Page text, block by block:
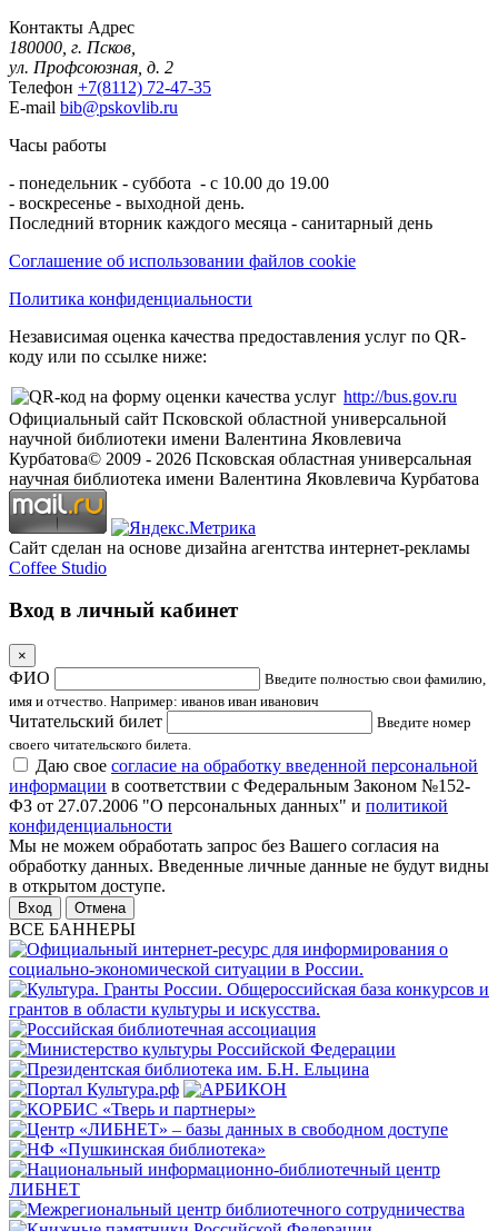
Контакты Адрес
180000, г. Псков,
ул. Профсоюзная, д. 2
Телефон +7(8112) 72-47-35
E-mail bib@pskovlib.ru
Часы работы
- понедельник - суббота - с 10.00 до 19.00
- воскресенье - выходной день.
Последний вторник каждого месяца - санитарный день
Соглашение об использовании файлов cookie
Политика конфиденциальности
Независимая оценка качества предоставления услуг по QR-
коду или по ссылке ниже:
http://bus.gov.ru
Официальный сайт Псковской областной универсальной
научной библиотеки имени Валентина Яковлевича
Курбатова© 2009 - 2026 Псковская областная универсальная
научная библиотека имени Валентина Яковлевича Курбатова
Сайт сделан на основе дизайна агентства интернет-рекламы
Coffee Studio
Вход в личный кабинет
×
ФИО
Введите полностью свои фамилию,
имя и отчество. Например: иванов иван иванович
Читательский билет
Введите номер
своего читательского билета.
Даю свое согласие на обработку введенной персональной
информации в соответствии с Федеральным Законом №152-
ФЗ от 27.07.2006 "О персональных данных" и политикой
конфиденциальности
Мы не можем обработать запрос без Вашего согласия на
обработку данных. Введенные личные данные не будут видны
в открытом доступе.
Отмена
ВСЕ БАННЕРЫ